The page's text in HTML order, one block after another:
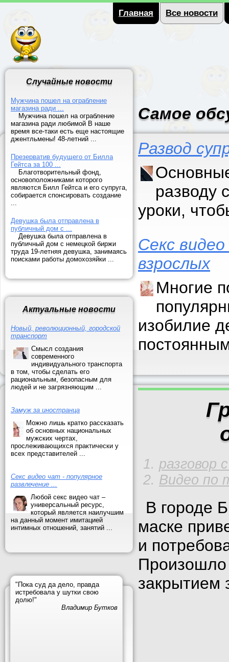
Главная Все новости
Случайные новости
Мужчина пошел на ограбление
магазина ради ...
Мужчина пошел на ограбление
магазина ради любимой В наше
время все-таки есть еще настоящие
джентльмены! 48-летний ...
Презерватив будущего от Билла
Гейтса за 100 ...
Благотворительный фонд,
основоположниками которого
являются Билл Гейтса и его супруга,
собирается спонсировать создание
...
Девушка была отправлена в
публичный дом с ...
Девушка была отправлена в
публичный дом с немецкой биржи
труда 19-летняя девушка, занимаясь
поисками работы домохозяйки ...
Актуальные новости
Новый, революционный, городской
транспорт
Смысл создания
современного
индивидуального транспорта
в том, чтобы сделать его
рациональным, безопасным для
людей и не загрязняющим ...
Замуж за иностранца
Можно лишь кратко рассказать
об основных национальных
мужских чертах,
прослеживающихся практически у
всех представителей ...
Секс видео чат - популярное
развлечение ...
Любой секс видео чат –
универсальный ресурс,
который является наилучшим
на данный момент имитацией
интимных отношений, занятий ...
"Пока суд да дело, правда
истребовала у шутки свою
долю!"
Владимир Бутков
Самое
Развод
разводу
уроки,
Секс
взрослых
Многие
изобилие
разговор
Видео по
В городе
маске
и
Произошло
закрытием